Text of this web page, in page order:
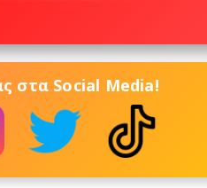
στα Social Media!